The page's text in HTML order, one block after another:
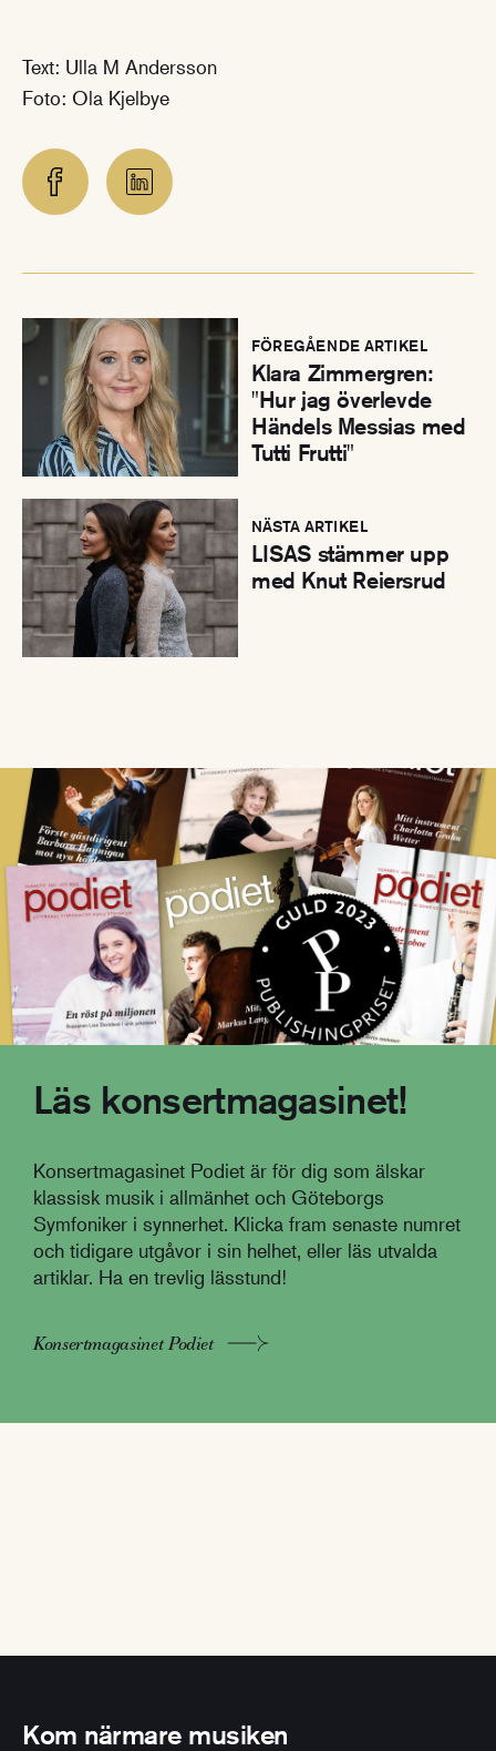
Text: Ulla M Andersson
Foto: Ola Kjelbye
FÖREGÅENDE ARTIKEL:
Klara Zimmergren:
"Hur jag överlevde
Händels Messias med
Tutti Frutti"
NÄSTA ARTIKEL
LISAS stämmer upp
med Knut Reiersrud
Läs konsertmagasinet!
Konsertmagasinet Podiet är för dig som älskar
klassisk musik i allmänhet och Göteborgs
Symfoniker i synnerhet. Klicka fram senaste numret
och tidigare utgåvor i sin helhet, eller läs utvalda
artiklar. Ha en trevlig lässtund!
Konsertmagasinet Podiet
Kom närmare musiken